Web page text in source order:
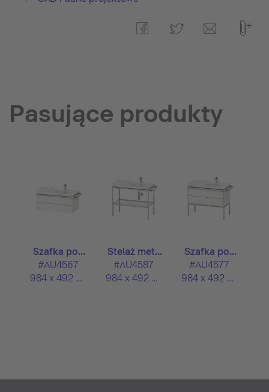
Pasujące produkty
Szafka po...
#AU4567
984 x 492 mm
Stelaż met...
#AU4587
984 x 492 mm
Szafka po...
#AU4577
984 x 492 mm